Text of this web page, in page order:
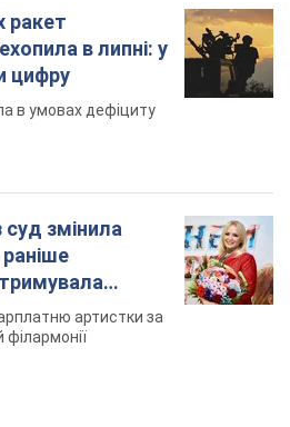
ракет
в липні: у
цифру
в умовах дефіциту
суд змінила
артистки за
філармонії